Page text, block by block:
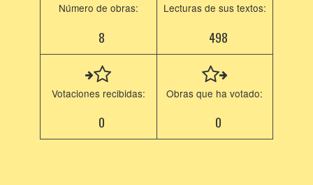
Número de obras:
8
Lecturas de sus textos:
498
Votaciones recibidas:
0
Obras que ha votado:
0